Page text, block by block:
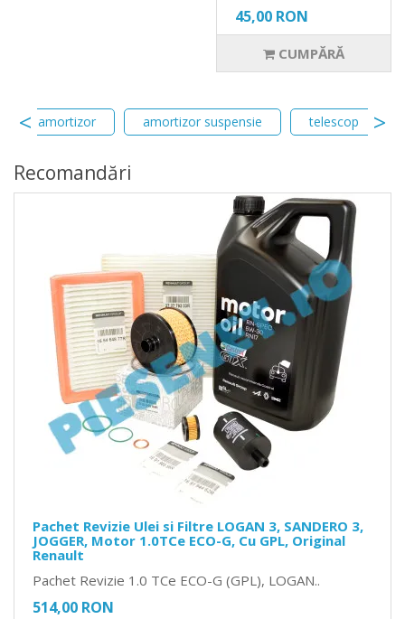
45,00 RON
CUMPĂRĂ
amortizor amortizor suspensie telescop
Recomandări
Pachet Revizie Ulei si Filtre LOGAN 3, SANDERO 3,
JOGGER, Motor 1.0TCe ECO-G, Cu GPL, Original
Renault
Pachet Revizie 1.0 TCe ECO-G (GPL), LOGAN..
514,00 RON